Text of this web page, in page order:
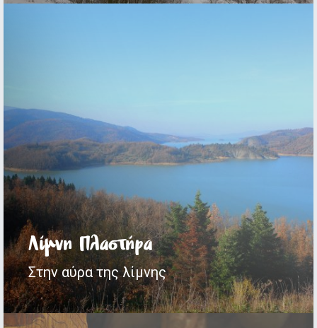
Λίμνη Πλαστήρα
Στην αύρα της λίμνης